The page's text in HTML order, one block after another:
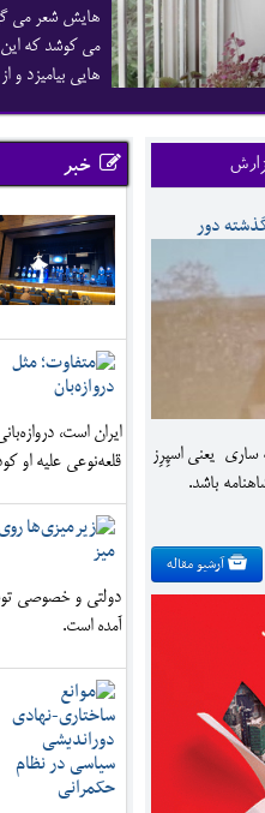
هایش شعر می
می کوشد که این
هایی بیامیزد و
دور
ساری یعنی اسپِرِز
باشد.
آرشیو مقاله
خبر
ایران است،
قلعه‌نوعی علیه او
دولتی و خصوصی
آمده است.